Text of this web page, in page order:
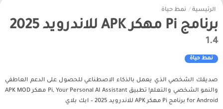
الرئيسية / نمط حياة
برنامج Pi مهكر APK للاندرويد 2025
1.4
نمط حياة
صديقك الشخصي الذي يعمل بالذكاء الاصطناعي للحصول على الدعم العاطفي
والنمو الشخصي والتعلم! تطبيق Pi, Your Personal AI Assistant مهكر APK MOD
for Android برنامج Pi مهكر APK للاندرويد 2025 – ابك بلاي